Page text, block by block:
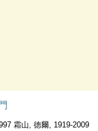
霜山, 徳爾, 1919-2009